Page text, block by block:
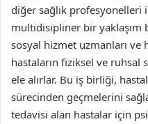
diğer sağlık profesyonelleri
multidisipliner bir yaklaşım
sosyal hizmet uzmanları ve
hastaların fiziksel ve ruhsal
ele alırlar. Bu iş birliği,
sürecinden geçmelerini
tedavisi alan hastalar için